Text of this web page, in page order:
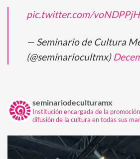
pic.twitter.com/
— Seminario de Cultura
(@seminariocultmx)
seminariodeculturamx
Institución encargada de la
difusión de la cultura en todas sus